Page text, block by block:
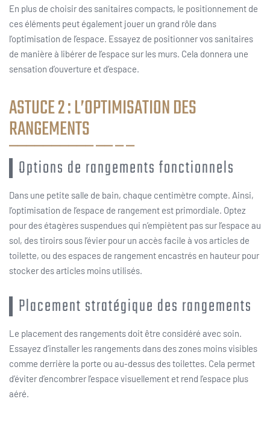
En plus de choisir des sanitaires compacts, le positionnement de
ces éléments peut également jouer un grand rôle dans
l’optimisation de l’espace. Essayez de positionner vos sanitaires
de manière à libérer de l’espace sur les murs. Cela donnera une
sensation d’ouverture et d’espace.
ASTUCE 2 : L’OPTIMISATION DES
RANGEMENTS
Options de rangements fonctionnels
Dans une petite salle de bain, chaque centimètre compte. Ainsi,
l’optimisation de l’espace de rangement est primordiale. Optez
pour des étagères suspendues qui n’empiètent pas sur l’espace au
sol, des tiroirs sous l’évier pour un accès facile à vos articles de
toilette, ou des espaces de rangement encastrés en hauteur pour
stocker des articles moins utilisés.
Placement stratégique des rangements
Le placement des rangements doit être considéré avec soin.
Essayez d’installer les rangements dans des zones moins visibles
comme derrière la porte ou au-dessus des toilettes. Cela permet
d’éviter d’encombrer l’espace visuellement et rend l’espace plus
aéré.